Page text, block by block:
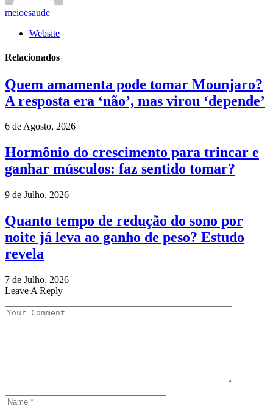
meioesaude
Website
Relacionados
Quem amamenta pode tomar Mounjaro?
A resposta era ‘não’, mas virou ‘depende’
6 de Agosto, 2026
Hormônio do crescimento para trincar e
ganhar músculos: faz sentido tomar?
9 de Julho, 2026
Quanto tempo de redução do sono por
noite já leva ao ganho de peso? Estudo
revela
7 de Julho, 2026
Leave A Reply